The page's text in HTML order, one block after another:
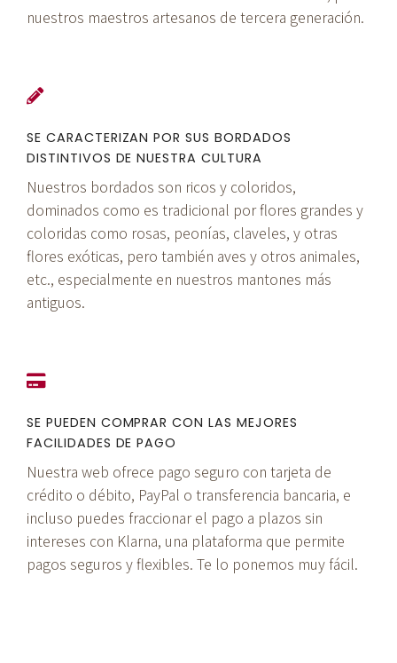
nuestros maestros artesanos de tercera generación.
SE CARACTERIZAN POR SUS BORDADOS
DISTINTIVOS DE NUESTRA CULTURA
Nuestros bordados son ricos y coloridos,
dominados como es tradicional por flores grandes y
coloridas como rosas, peonías, claveles, y otras
flores exóticas, pero también aves y otros animales,
etc., especialmente en nuestros mantones más
antiguos.
SE PUEDEN COMPRAR CON LAS MEJORES
FACILIDADES DE PAGO
Nuestra web ofrece pago seguro con tarjeta de
crédito o débito, PayPal o transferencia bancaria, e
incluso puedes fraccionar el pago a plazos sin
intereses con Klarna, una plataforma que permite
pagos seguros y flexibles. Te lo ponemos muy fácil.